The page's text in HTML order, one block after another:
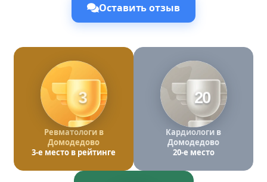
Оставить отзыв
3
Ревматологи в
Домодедово
3-е место в рейтинге
20
Кардиологи в
Домодедово
20-е место